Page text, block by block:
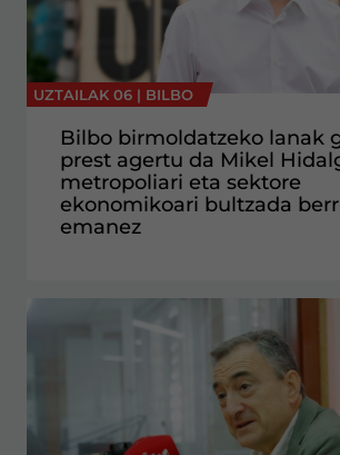
UZTAILAK 06 | BILBO
Bilbo birmoldatzeko lanak
prest agertu da Mikel
metropoliari eta sektore
ekonomikoari bultzada
emanez